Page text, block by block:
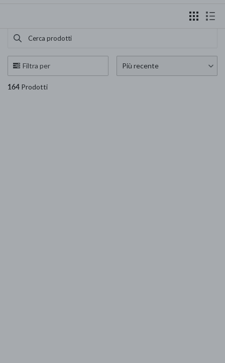
Cerca prodotti
Use this input to search products in this collection.
Filtra per
164 Prodotti
Più recente